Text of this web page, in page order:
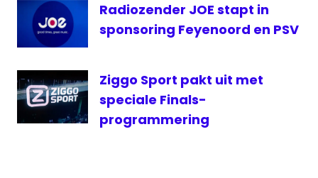
Radiozender JOE stapt in
sponsoring Feyenoord en PSV
Ziggo Sport pakt uit met
speciale Finals-
programmering